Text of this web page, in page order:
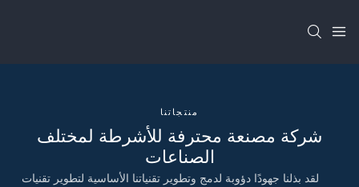
منتجاتنا
شركة مصنعة محترفة للأشرطة لمختلف
الصناعات
لقد بذلنا جهودًا دؤوبة لدمج وتطوير تقنياتنا الأساسية لتطوير تقنيات